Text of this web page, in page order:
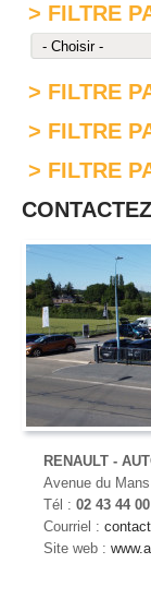
> FILTRE
> FILTRE
> FILTRE
> FILTRE
RENAULT -
Avenue du
Tél : 02 43 44
Courriel :
Site web :